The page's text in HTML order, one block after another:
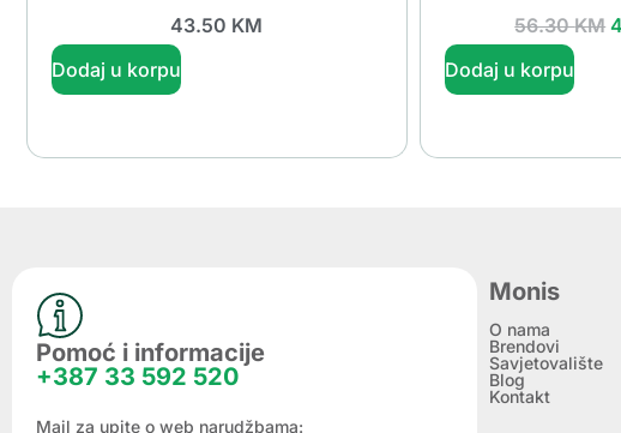
43.50 KM
Dodaj u korpu
56.30KM
Dodaj u korpu
Pomoć i informacije
+387 33 592 520
Mail za upite o web narudžbama:
Monis
O nama
Brendovi
Savjetovalište
Blog
Kontakt